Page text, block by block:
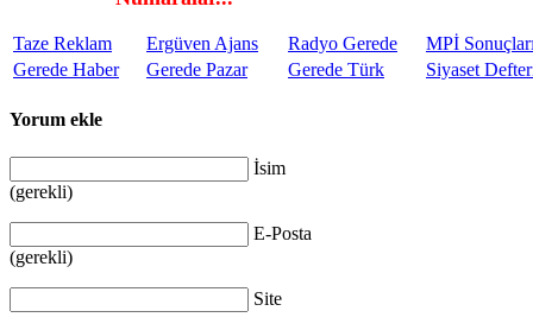
Taze Reklam Ergüven Ajans Radyo Gerede
MPİ
Gerede Haber
Gerede Pazar Gerede Türk Siyaset
Yorum ekle
İsim
(gerekli)
E-Posta
(gerekli)
Site